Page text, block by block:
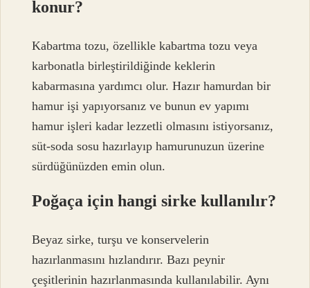
konur?
Kabartma tozu, özellikle kabartma tozu veya
karbonatla birleştirildiğinde keklerin
kabarmasına yardımcı olur. Hazır hamurdan bir
hamur işi yapıyorsanız ve bunun ev yapımı
hamur işleri kadar lezzetli olmasını istiyorsanız,
süt-soda sosu hazırlayıp hamurunuzun üzerine
sürdüğünüzden emin olun.
Poğaça için hangi sirke kullanılır?
Beyaz sirke, turşu ve konservelerin
hazırlanmasını hızlandırır. Bazı peynir
çeşitlerinin hazırlanmasında kullanılabilir. Aynı